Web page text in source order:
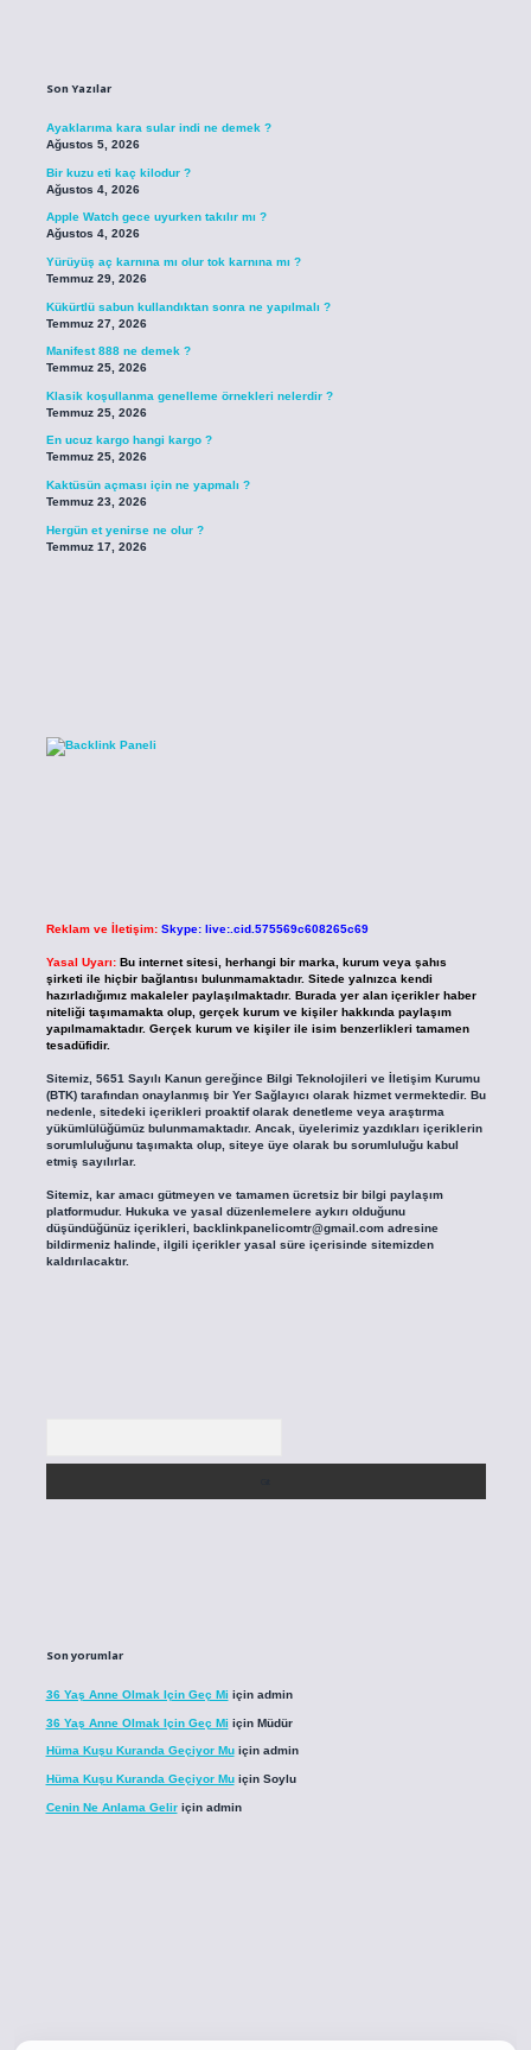
Son Yazılar
Ayaklarıma kara sular indi ne demek ?
Ağustos 5, 2026
Bir kuzu eti kaç kilodur ?
Ağustos 4, 2026
Apple Watch gece uyurken takılır mı ?
Ağustos 4, 2026
Yürüyüş aç karnına mı olur tok karnına mı ?
Temmuz 29, 2026
Kükürtlü sabun kullandıktan sonra ne yapılmalı ?
Temmuz 27, 2026
Manifest 888 ne demek ?
Temmuz 25, 2026
Klasik koşullanma genelleme örnekleri nelerdir ?
Temmuz 25, 2026
En ucuz kargo hangi kargo ?
Temmuz 25, 2026
Kaktüsün açması için ne yapmalı ?
Temmuz 23, 2026
Hergün et yenirse ne olur ?
Temmuz 17, 2026
Reklam ve İletişim: Skype: live:.cid.575569c608265c69
Yasal Uyarı: Bu internet sitesi, herhangi bir marka, kurum veya şahıs
şirketi ile hiçbir bağlantısı bulunmamaktadır. Sitede yalnızca kendi
hazırladığımız makaleler paylaşılmaktadır. Burada yer alan içerikler haber
niteliği taşımamakta olup, gerçek kurum ve kişiler hakkında paylaşım
yapılmamaktadır. Gerçek kurum ve kişiler ile isim benzerlikleri tamamen
tesadüfidir.
Sitemiz, 5651 Sayılı Kanun gereğince Bilgi Teknolojileri ve İletişim Kurumu
(BTK) tarafından onaylanmış bir Yer Sağlayıcı olarak hizmet vermektedir. Bu
nedenle, sitedeki içerikleri proaktif olarak denetleme veya araştırma
yükümlülüğümüz bulunmamaktadır. Ancak, üyelerimiz yazdıkları içeriklerin
sorumluluğunu taşımakta olup, siteye üye olarak bu sorumluluğu kabul
etmiş sayılırlar.
Sitemiz, kar amacı gütmeyen ve tamamen ücretsiz bir bilgi paylaşım
platformudur. Hukuka ve yasal düzenlemelere aykırı olduğunu
düşündüğünüz içerikleri, backlinkpanelicomtr@gmail.comadresine
bildirmeniz halinde, ilgili içerikler yasal süre içerisinde sitemizden
kaldırılacaktır.
Son yorumlar
36 Yaş Anne Olmak Için Geç Mi için admin
36 Yaş Anne Olmak Için Geç Mi için Müdür
Hüma Kuşu Kuranda Geçiyor Muiçin admin
Hüma Kuşu Kuranda Geçiyor Muiçin Soylu
Cenin Ne Anlama Geliriçin admin